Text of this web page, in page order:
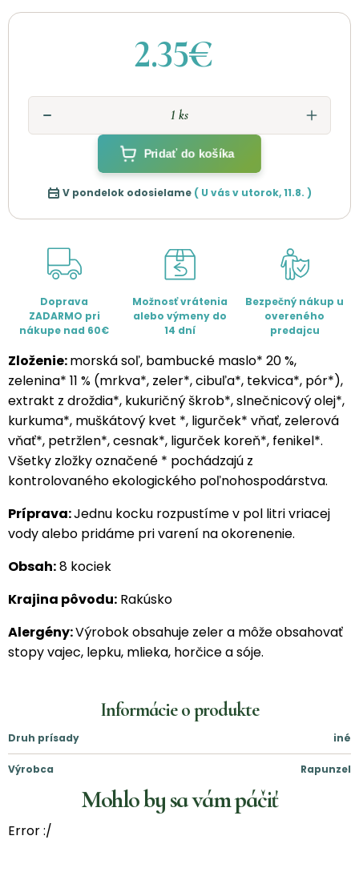
2.35€
Pridať do košíka
V pondelok odosielame ( U vás v utorok,11.8. )
Doprava
ZADARMO pri
nákupe nad 60€
Možnosť vrátenia
alebo výmeny do
14 dní
Bezpečný nákup u
overeného
predajcu
Zloženie:morská soľ, bambucké maslo* 20 %,
zelenina* 11 % (mrkva*, zeler*, cibuľa*, tekvica*, pór*),
extrakt z droždia*, kukuričný škrob*, slnečnicový olej*,
kurkuma*, muškátový kvet *, ligurček* vňať, zelerová
vňať*, petržlen*, cesnak*, ligurček koreň*, fenikel*.
Všetky zložky označené * pochádzajú z
kontrolovaného ekologického poľnohospodárstva.
Príprava:Jednu kocku rozpustíme v pol litri vriacej
vody alebo pridáme pri varení na okorenenie.
Obsah:8 kociek
Krajina pôvodu: Rakúsko
Alergény:Výrobok obsahuje zeler a môže obsahovať
stopy vajec, lepku, mlieka, horčice a sóje.
Informácie o produkte
Druh prísady iné
Výrobca Rapunzel
Mohlo by sa vám páčiť
Error :/